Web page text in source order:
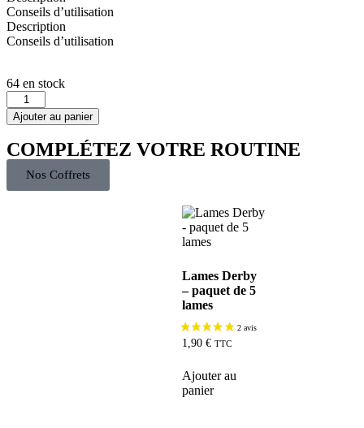
Conseils d’utilisation
Description
Conseils d’utilisation
64 en stock
Ajouter au panier
COMPLÉTEZ VOTRE ROUTINE
Nos Coffrets
Lames Derby
– paquet de 5
lames
1,90 € TTC
Ajouter au
panier